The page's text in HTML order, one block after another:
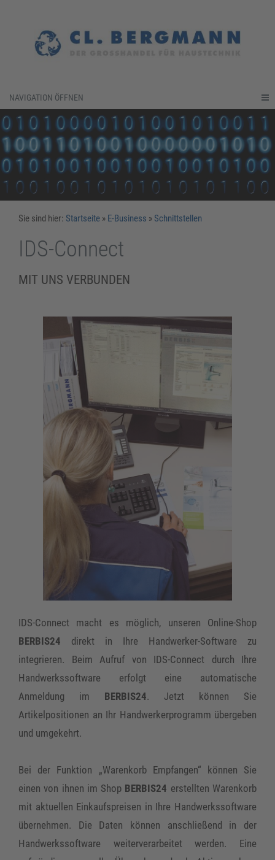
NAVIGATION ÖFFNEN
Sie sind hier: Startseite » E-Business » Schnittstellen
IDS-Connect
MIT UNS VERBUNDEN
IDS-Connect macht es möglich, unseren Online-Shop
BERBIS24 direkt in Ihre Handwerker-Software zu
integrieren. Beim Aufruf von IDS-Connect durch Ihre
Handwerkssoftware erfolgt eine automatische
Anmeldung im BERBIS24. Jetzt können Sie
Artikelpositionen an Ihr Handwerkerprogramm übergeben
und umgekehrt.
Bei der Funktion „Warenkorb Empfangen“ können Sie
einen von ihnen im Shop BERBIS24 erstellten Warenkorb
mit aktuellen Einkaufspreisen in Ihre Handwerkssoftware
übernehmen. Die Daten können anschließend in der
Handwerkssoftware weiterverarbeitet werden. Eine